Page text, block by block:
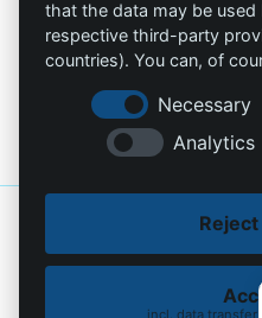
+49 (511) 679997-
Wohlenbergstraße 6
30179 Hannover
Deutschland
© 2026 Die Schutzprofis. Mit
Cookie policy
that the data may be
respective third-party
countries). You can, of
Necessary
Analytics
incl. data transfer